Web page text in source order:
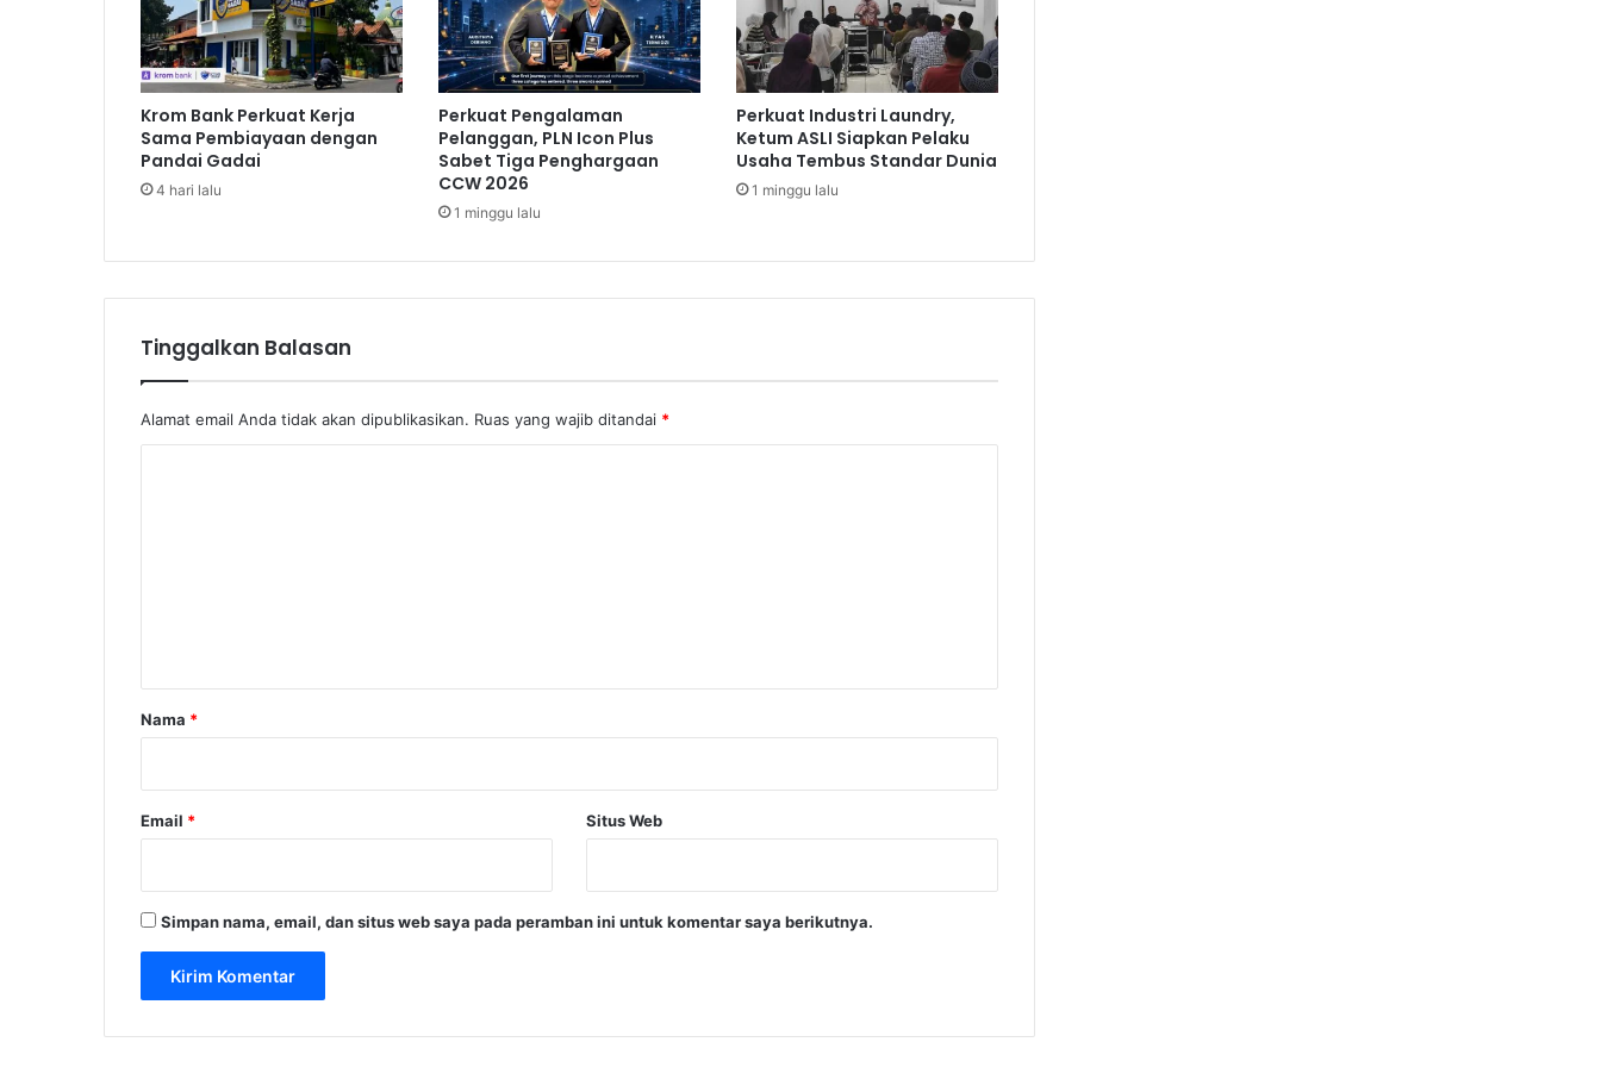
r
u
k
P
o
l
u
s
k
r
d
a
n
P
e
n
u
g
m
a
Krom Bank Perkuat Kerja
Sama Pembiayaan dengan
Pandai Gadai
4 hari lalu
Perkuat Pengalaman
Pelanggan, PLN Icon Plus
Sabet Tiga Penghargaan
CCW 2026
1 minggu lalu
Perkuat Industri Laundry,
Ketum ASLI Siapkan Pelaku
Usaha Tembus Standar Dunia
1 minggu lalu
Tinggalkan Balasan
Alamat email Anda tidak akan dipublikasikan. Ruas yang wajib ditandai *
r
Nama *
Email * Situs Web
Simpan nama, email, dan situs web saya pada peramban ini untuk komentar saya berikutnya.